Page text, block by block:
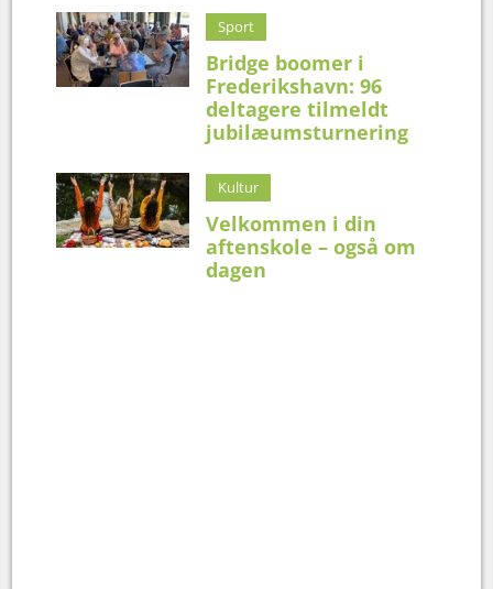
Sport
Bridge boomer i
Frederikshavn: 96
deltagere tilmeldt
jubilæumsturnering
Kultur
Velkommen i din
aftenskole – også om
dagen